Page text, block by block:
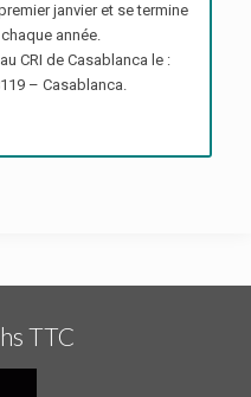
janvier et se termine
année.
CRI de Casablanca le :
– Casablanca.
TTC